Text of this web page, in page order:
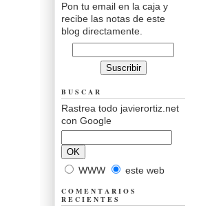
Pon tu email en la caja y
recibe las notas de este
blog directamente.
BUSCAR
Rastrea todo javierortiz.net
con Google
WWW este web
COMENTARIOS
RECIENTES